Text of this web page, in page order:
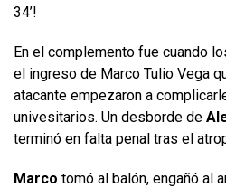
34’!
En el complemento fue cuando
el ingreso de Marco Tulio Vega
atacante empezaron a
univesitarios. Un desborde de
terminó en falta penal tras el
Marco tomó al balón, engañó al